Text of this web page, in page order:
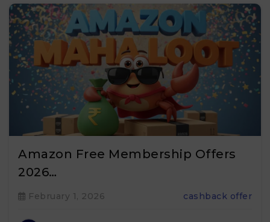
Amazon Free Membership Offers
2026…
February 1, 2026 cashback offer